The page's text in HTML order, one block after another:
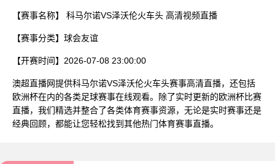
【赛事名称】 科马尔诺VS泽沃伦火车头 高清视频直播
【赛事分类】 球会友谊
【开赛时间】 2026-07-08 23:00:00
澳超直播网提供科马尔诺VS泽沃伦火车头赛事高清直播，还包括
欧洲杯在内的各类足球赛事在线观看。除了实时更新的欧洲杯比赛
直播，我们精选并整合了各类体育赛事资源，无论是实时赛事还是
经典回顾，都能让您轻松找到其他热门体育赛事直播。